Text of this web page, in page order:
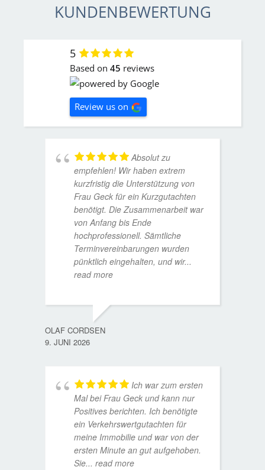
KUNDENBEWERTUNG
5
Based on 45 reviews
Review us on
Absolut zu
empfehlen! Wir haben extrem
kurzfristig die Unterstützung von
Frau Geck für ein Kurzgutachten
benötigt. Die Zusammenarbeit war
von Anfang bis Ende
hochprofessionell. Sämtliche
Terminvereinbarungen wurden
pünktlich eingehalten, und wir...
read more
OLAF CORDSEN
9. JUNI 2026
Ich war zum ersten
Mal bei Frau Geck und kann nur
Positives berichten. Ich benötigte
ein Verkehrswertgutachten für
meine Immobilie und war von der
ersten Minute an gut aufgehoben.
Sie... read more